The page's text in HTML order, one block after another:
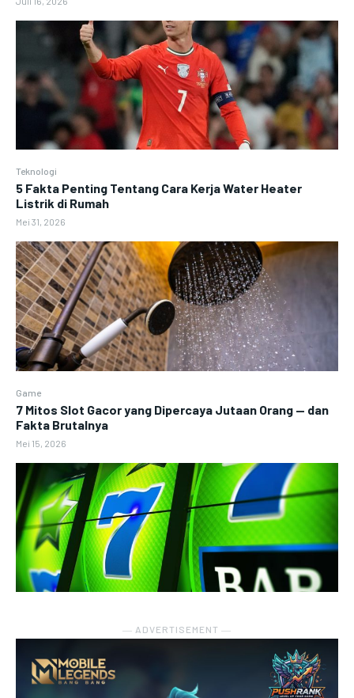
Teknologi
5 Fakta Penting Tentang Cara Kerja Water Heater
Listrik di Rumah
Mei 31, 2026
Game
7 Mitos Slot Gacor yang Dipercaya Jutaan Orang — dan
Fakta Brutalnya
Mei 15, 2026
― ADVERTISEMENT ―